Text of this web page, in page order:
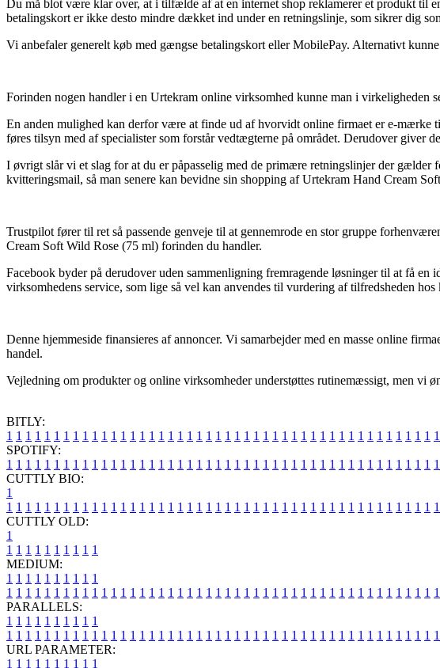
Du må blot være klar over, at i tilfælde af at en internet shop reklamerer et produkt til
betalingskort er ikke desto mindre dækket ind under en retningslinje, som sikrer dig
Vi anbefaler generelt køb med gængse betalingskort eller MobilePay. Alternativt
Forinden nogen handler i en Urtekram online virksomhed kunne man i virkeligheden
En anden mulighed kan derfor være at finde ud af hvorvidt online firmaet er e-mærke
føres tilsyn med af specialister som forstår vedtægterne på området. Derudover giver
I øvrigt slår vi et slag for at du er påpasselig med de primære retningslinjer der
kvitteringsmail, så man senere kan bevidne sin shopping af Urtekram Hand Cream
Trustpilot fører til ret så passende genveje til at gennemrode en stor gruppe
Cream Soft Wild Rose (75 ml) forinden du handler.
Facebook byder på derudover uden sammenligning fremragende løsninger til at få
virksomhedens service, som lige så vel kan anvendes til vurdering af tilfredsheden hos
Denne hjemmeside finansieres af annoncer. Vi samarbejder med en masse online
handel.
Vejledning om produkter og online virksomheder understøttes rutinemæssigt, men vi
BITLY:
1 1 1 1 1 1 1 1 1 1 1 1 1 1 1 1 1 1 1 1 1 1 1 1 1 1 1 1 1 1 1 1 1 1 1 1 1 1 1 1 1 1 1 1 1 1
SPOTIFY:
1 1 1 1 1 1 1 1 1 1 1 1 1 1 1 1 1 1 1 1 1 1 1 1 1 1 1 1 1 1 1 1 1 1 1 1 1 1 1 1 1 1 1 1 1 1
CUTTLY BIO:
1
1 1 1 1 1 1 1 1 1 1 1 1 1 1 1 1 1 1 1 1 1 1 1 1 1 1 1 1 1 1 1 1 1 1 1 1 1 1 1 1 1 1 1 1 1 1
CUTTLY OLD:
1
1 1 1 1 1 1 1 1 1 1
MEDIUM:
1 1 1 1 1 1 1 1 1 1
1 1 1 1 1 1 1 1 1 1 1 1 1 1 1 1 1 1 1 1 1 1 1 1 1 1 1 1 1 1 1 1 1 1 1 1 1 1 1 1 1 1 1 1 1 1
PARALLELS:
1 1 1 1 1 1 1 1 1 1
1 1 1 1 1 1 1 1 1 1 1 1 1 1 1 1 1 1 1 1 1 1 1 1 1 1 1 1 1 1 1 1 1 1 1 1 1 1 1 1 1 1 1 1 1 1
URL PARAMETER:
1 1 1 1 1 1 1 1 1 1